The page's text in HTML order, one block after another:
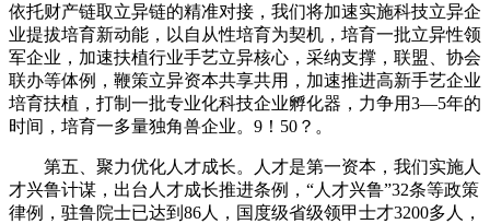
依托财产链取立异链的精准对接，我们将加速实施科技立异企
业提拔培育新动能，以自从性培育为契机，培育一批立异性领
军企业，加速扶植行业手艺立异核心，采纳支撑，联盟、协会
联办等体例，鞭策立异资本共享共用，加速推进高新手艺企业
培育扶植，打制一批专业化科技企业孵化器，力争用3—5年的
时间，培育一多量独角兽企业。9！50？。
第五、聚力优化人才成长。人才是第一资本，我们实施人
才兴鲁计谋，出台人才成长推进条例，“人才兴鲁”32条等政策
律例，驻鲁院士已达到86人，国度级省级领甲士才3200多人，